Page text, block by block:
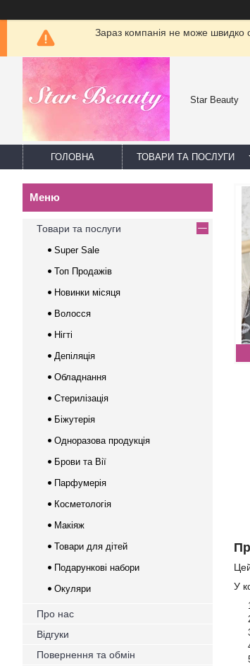
Зараз компанія не може швидко
Star Beauty
ГОЛОВНА ТОВАРИ ТА ПОСЛУГИ
У
Товари та послуги
Super Sale
Топ Продажів
Новинки місяця
Волосся
Нігті
Депіляція
Обладнання
Стерилізація
Біжутерія
Одноразова продукція
Брови та Вії
Парфумерія
Косметологія
Макіяж
Товари для дітей
Подарункові набори
Окуляри
Про нас
Відгуки
Повернення та обмін